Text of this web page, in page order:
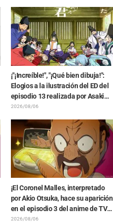
¡"¡Increíble!", "¡Qué bien dibuja!":
Elogios a la ilustración del ED del
episodio 13 realizada por Asaki
Yuikawa, actriz de voz del
Samurai"
2026/08/06
¡El Coronel Malles, interpretado
por Akio Otsuka, hace su aparición
en el episodio 3 del anime de TV
"The Ghost in the Shell"! Revelan
2026/08/06